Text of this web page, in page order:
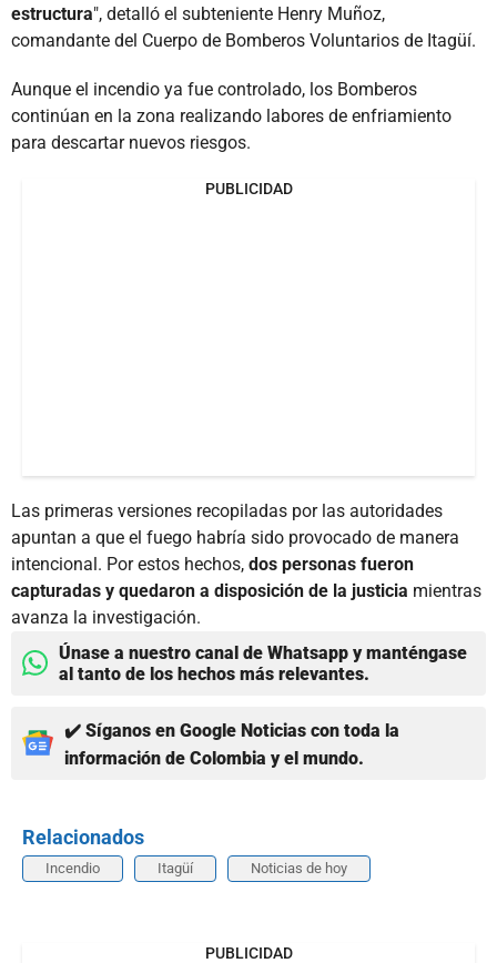
estructura", detalló el subteniente Henry Muñoz,
comandante del Cuerpo de Bomberos Voluntarios de Itagüí.
Aunque el incendio ya fue controlado, los Bomberos
continúan en la zona realizando labores de enfriamiento
para descartar nuevos riesgos.
PUBLICIDAD
Las primeras versiones recopiladas por las autoridades
apuntan a que el fuego habría sido provocado de manera
intencional. Por estos hechos, dos personas fueron
capturadas y quedaron a disposición de la justicia mientras
avanza la investigación.
Únase a nuestro canal de Whatsapp y manténgase
al tanto de los hechos más relevantes.
✔️ Síganos en Google Noticias con toda la
información de Colombia y el mundo.
Relacionados
Incendio Itagüí Noticias de hoy
PUBLICIDAD